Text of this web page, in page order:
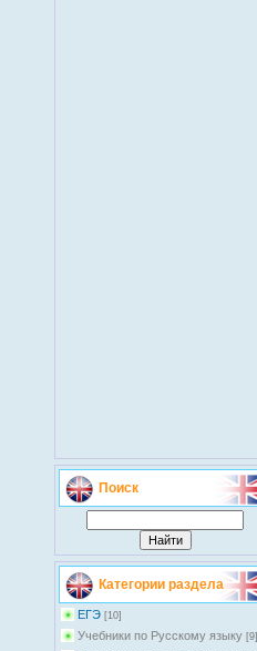
Поиск
Категории раздела
EГЭ [10]
Учебники по Русскому языку [9]